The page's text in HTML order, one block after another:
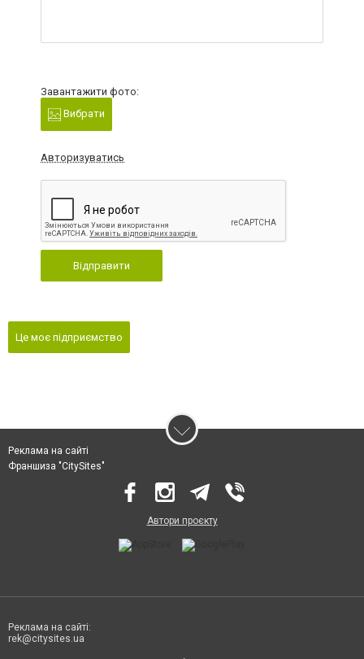
Завантажити фото:
Вибрати
Авторизуватись
Відправити
Це моє підприємство
Реклама на сайті
Франшиза "CitySites"
Автори проєкту
Реклама на сайті:
rek@citysites.ua